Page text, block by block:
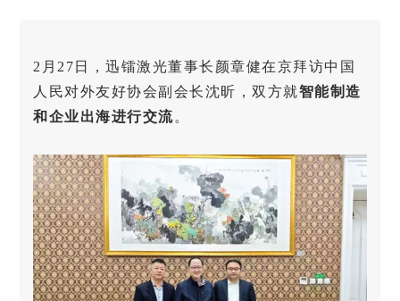
2月27日，迅镭激光董事长颜章健在京拜访中国
人民对外友好协会副会长沈昕，双方就智能制造
和企业出海进行交流。